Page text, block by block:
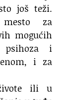
još teži.
za
mogućih
psihoza i
i za
ili u